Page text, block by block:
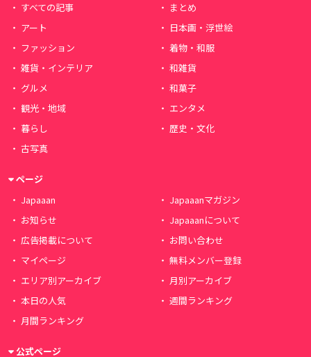
すべての記事
まとめ
アート
日本画・浮世絵
ファッション
着物・和服
雑貨・インテリア
和雑貨
グルメ
和菓子
観光・地域
エンタメ
暮らし
歴史・文化
古写真
ページ
Japaaan
Japaaanマガジン
お知らせ
Japaaanについて
広告掲載について
お問い合わせ
マイページ
無料メンバー登録
エリア別アーカイブ
月別アーカイブ
本日の人気
週間ランキング
月間ランキング
公式ページ